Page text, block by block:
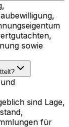
sowie
sind Lage,
für